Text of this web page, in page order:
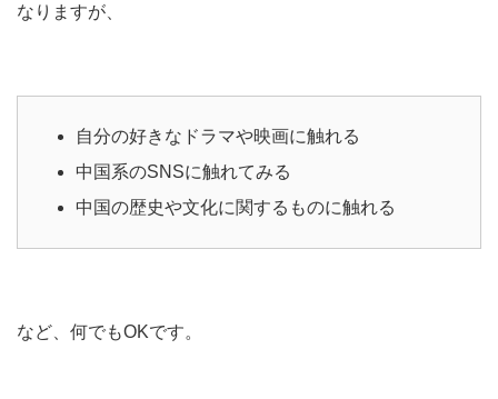
なりますが、
自分の好きなドラマや映画に触れる
中国系のSNSに触れてみる
中国の歴史や文化に関するものに触れる
など、何でもOKです。